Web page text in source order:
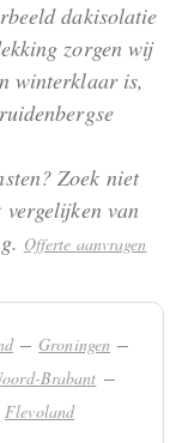
dakisolatie
zorgen wij
winterklaar is,
Zoek niet
van
Offerte aanvragen
– Groningen –
Brabant –
Flevoland